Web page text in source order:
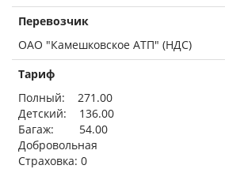
Перевозчик
ОАО "Камешковское АТП" (НДС)
Тариф
Полный: 271.00
Детский: 136.00
Багаж: 54.00
Добровольная
Страховка: 0